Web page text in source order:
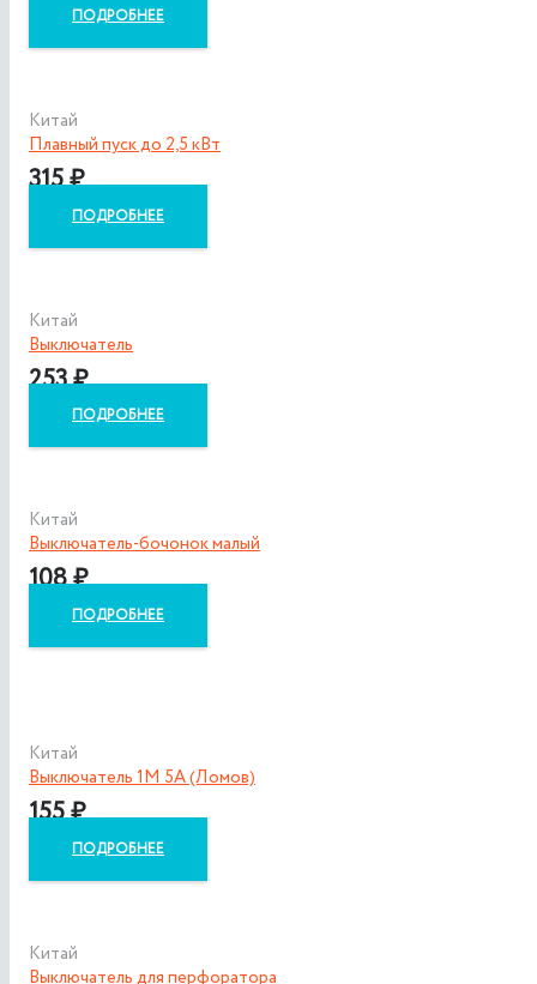
ПОДРОБНЕЕ
Китай
Плавный пуск до 2,5 кВт
315₽
ПОДРОБНЕЕ
Китай
Выключатель
253₽
ПОДРОБНЕЕ
Китай
Выключатель-бочонок малый
108₽
ПОДРОБНЕЕ
Китай
Выключатель 1М 5А (Ломов)
155₽
ПОДРОБНЕЕ
Китай
Выключатель для перфоратора